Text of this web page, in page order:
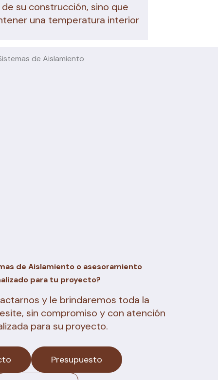
su construcción, sino que
una temperatura interior
de Aislamiento o asesoramiento
para tu proyecto?
y le brindaremos toda la
sin compromiso y con atención
para su proyecto.
Presupuesto